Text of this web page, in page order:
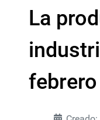
La
febrero